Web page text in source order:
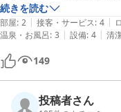
続きを読む
部屋: 2 | 接客・サービス: 4 |
温泉・お風呂: 3 | 設備: 4 | 清
149
投稿者さん